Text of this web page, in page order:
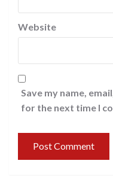
Website
Save my name,
for the next time I